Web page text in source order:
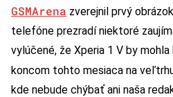
GSMArena zverejnil prvý
telefóne prezradí niektoré
vylúčené, že Xperia 1 V by
koncom tohto mesiaca na
kde nebude chýbať ani naša